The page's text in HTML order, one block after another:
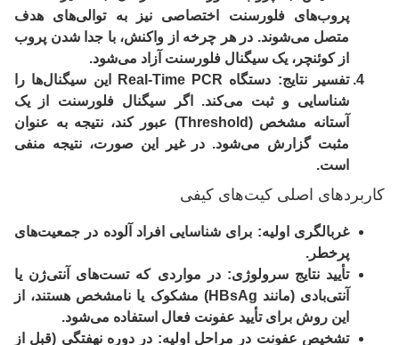
پروب‌های فلورسنت اختصاصی نیز به توالی‌های هدف
متصل می‌شوند. در هر چرخه از واکنش، با جدا شدن پروب
از کوئنچر، یک سیگنال فلورسنت آزاد می‌شود.
تفسیر نتایج:
دستگاه Real-Time PCR این سیگنال‌ها را
شناسایی و ثبت می‌کند. اگر سیگنال فلورسنت از یک
آستانه مشخص (Threshold) عبور کند، نتیجه به عنوان
مثبت گزارش می‌شود. در غیر این صورت، نتیجه منفی
است.
کاربردهای اصلی کیت‌های کیفی
غربالگری اولیه: برای شناسایی افراد آلوده در جمعیت‌های
پرخطر.
تأیید نتایج سرولوژی: در مواردی که تست‌های آنتی‌ژن یا
آنتی‌بادی (مانند HBsAg) مشکوک یا نامشخص هستند، از
این روش برای تأیید عفونت فعال استفاده می‌شود.
تشخیص عفونت در مراحل اولیه: در دوره نهفتگی (قبل از